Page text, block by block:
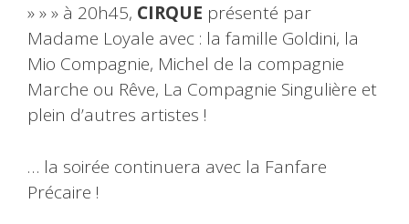
» » » à 20h45, CIRQUE présenté par
Madame Loyale avec : la famille Goldini, la
Mio Compagnie, Michel de la compagnie
Marche ou Rêve, La Compagnie Singulière et
plein d’autres artistes !
… la soirée continuera avec la Fanfare
Précaire !